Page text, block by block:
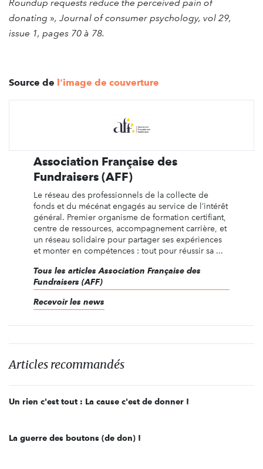
Roundup requests reduce the perceived pain of
donating », Journal of consumer psychology, vol 29,
issue 1, pages 70 à 78.
Source de l'image de couverture
Association Française des
Fundraisers (AFF)
Le réseau des professionnels de la collecte de
fonds et du mécénat engagés au service de l’intérêt
général. Premier organisme de formation certifiant,
centre de ressources, accompagnement carrière, et
un réseau solidaire pour partager ses expériences
et monter en compétences : tout pour réussir sa ...
Tous les articles Association Française des
Fundraisers (AFF)
Recevoir les news
Articles recommandés
Un rien c'est tout : La cause c'est de donner !
La guerre des boutons (de don) !